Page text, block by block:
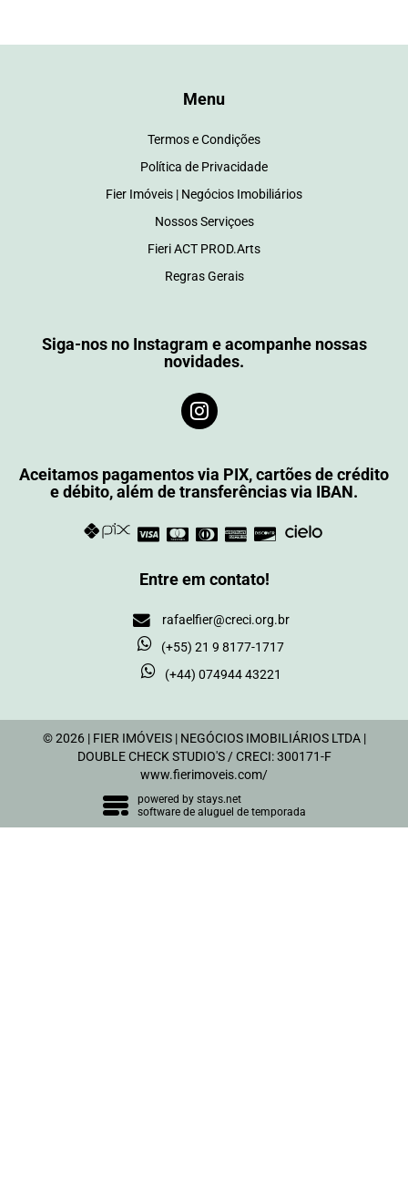
Menu
Termos e Condições
Política de Privacidade
Fier Imóveis | Negócios Imobiliários
Nossos Serviçoes
Fieri ACT PROD.Arts
Regras Gerais
Siga-nos no Instagram e acompanhe nossas
novidades.
Aceitamos pagamentos via PIX, cartões de crédito
e débito, além de transferências via IBAN.
Entre em contato!
rafaelfier@creci.org.br
(+55) 21 9 8177-1717
(+44) 074944 43221
© 2026 | FIER IMÓVEIS | NEGÓCIOS IMOBILIÁRIOS LTDA |
DOUBLE CHECK STUDIO'S / CRECI: 300171-F
www.fierimoveis.com/
powered by stays.net
software de aluguel de temporada